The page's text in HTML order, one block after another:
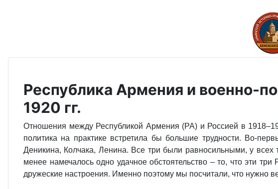
Республика Армения и военно-
1920 гг.
Отношения между Республикой Армения (РА) и Россией в
политика на практике встретила бы большие трудности. Во-
Деникина, Колчака, Ленина. Все три были равносильными, у
менее намечалось одно удачное обстоятельство – то, что эти
дружеские настроения. Именно поэтому мы посчитали, что нужно